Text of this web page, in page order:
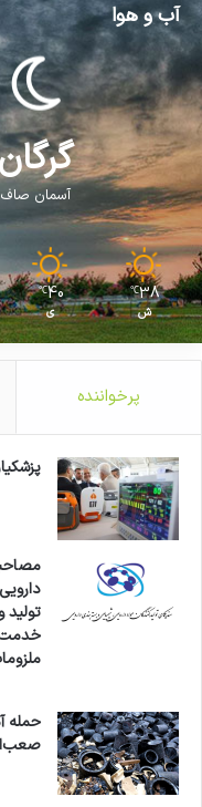
آب و هوا
آسمان صاف
38
℃
ش
40
℃
ی
پرخواننده
تولید
خدمت
حمله